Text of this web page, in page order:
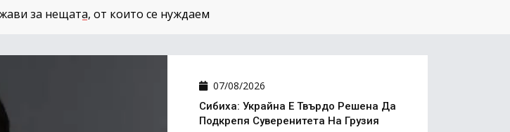
за нещата, от които се нуждаем
07/08/2026
Сибиха: Украйна Е Твърдо Решена Да
Подкрепя Суверенитета На Грузия